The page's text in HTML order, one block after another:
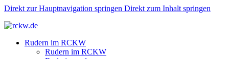
Direkt zur Hauptnavigation springen Direkt zum Inhalt springen
Rudern im RCKW
Rudern im RCKW